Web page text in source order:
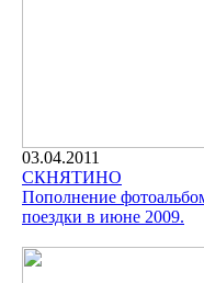
03.04.2011
СКНЯТИНО
Пополнение
поездки в июне 2009.